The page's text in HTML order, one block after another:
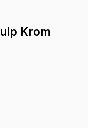
Krom